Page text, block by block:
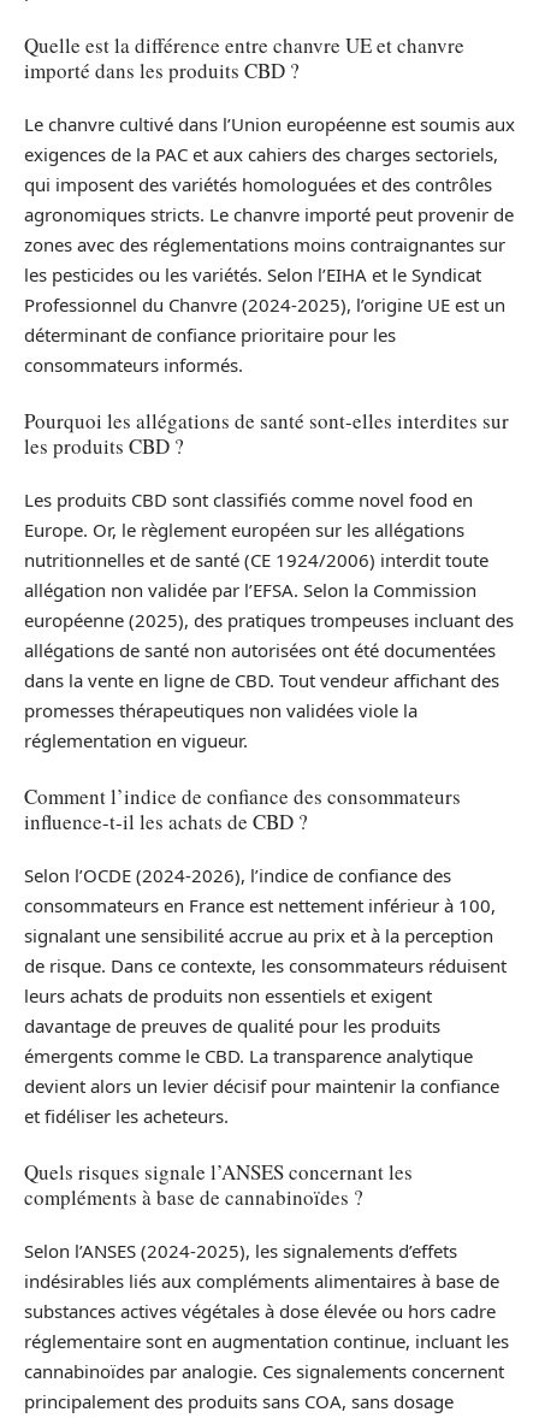
Quelle est la différence entre chanvre UE et chanvre
importé dans les produits CBD ?
Le chanvre cultivé dans l’Union européenne est soumis aux
exigences de la PAC et aux cahiers des charges sectoriels,
qui imposent des variétés homologuées et des contrôles
agronomiques stricts. Le chanvre importé peut provenir de
zones avec des réglementations moins contraignantes sur
les pesticides ou les variétés. Selon l’EIHA et le Syndicat
Professionnel du Chanvre (2024-2025), l’origine UE est un
déterminant de confiance prioritaire pour les
consommateurs informés.
Pourquoi les allégations de santé sont-elles interdites sur
les produits CBD ?
Les produits CBD sont classifiés comme novel food en
Europe. Or, le règlement européen sur les allégations
nutritionnelles et de santé (CE 1924/2006) interdit toute
allégation non validée par l’EFSA. Selon la Commission
européenne (2025), des pratiques trompeuses incluant des
allégations de santé non autorisées ont été documentées
dans la vente en ligne de CBD. Tout vendeur affichant des
promesses thérapeutiques non validées viole la
réglementation en vigueur.
Comment l’indice de confiance des consommateurs
influence-t-il les achats de CBD ?
Selon l’OCDE (2024-2026), l’indice de confiance des
consommateurs en France est nettement inférieur à 100,
signalant une sensibilité accrue au prix et à la perception
de risque. Dans ce contexte, les consommateurs réduisent
leurs achats de produits non essentiels et exigent
davantage de preuves de qualité pour les produits
émergents comme le CBD. La transparence analytique
devient alors un levier décisif pour maintenir la confiance
et fidéliser les acheteurs.
Quels risques signale l’ANSES concernant les
compléments à base de cannabinoïdes ?
Selon l’ANSES (2024-2025), les signalements d’effets
indésirables liés aux compléments alimentaires à base de
substances actives végétales à dose élevée ou hors cadre
réglementaire sont en augmentation continue, incluant les
cannabinoïdes par analogie. Ces signalements concernent
principalement des produits sans COA, sans dosage